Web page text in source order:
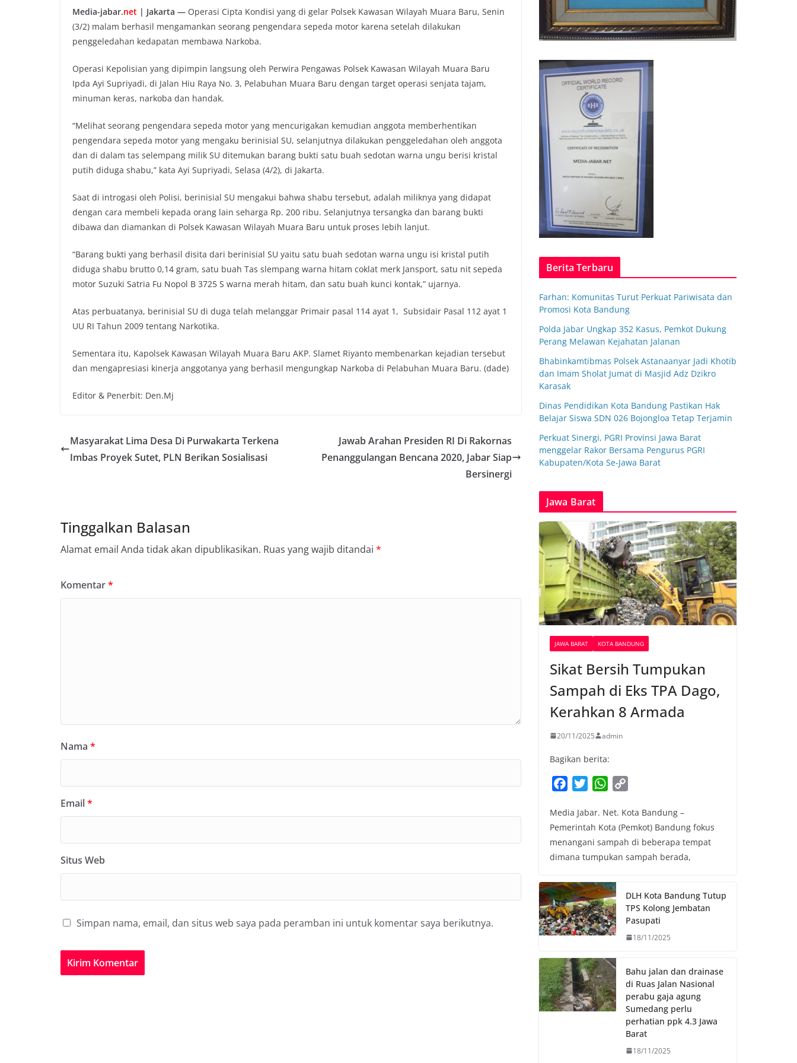
b
o
o
t
e
r
s
A
p
p
L
i
n
Media-jabar.net | Jakarta — Operasi Cipta Kondisi yang di gelar Polsek Kawasan Wilayah Muara Baru, Senin
(3/2) malam berhasil mengamankan seorang pengendara sepeda motor karena setelah dilakukan
penggeledahan kedapatan membawa Narkoba.
Operasi Kepolisian yang dipimpin langsung oleh Perwira Pengawas Polsek Kawasan Wilayah Muara Baru
Ipda Ayi Supriyadi, di Jalan Hiu Raya No. 3, Pelabuhan Muara Baru dengan target operasi senjata tajam,
minuman keras, narkoba dan handak.
“Melihat seorang pengendara sepeda motor yang mencurigakan kemudian anggota memberhentikan
pengendara sepeda motor yang mengaku berinisial SU, selanjutnya dilakukan penggeledahan oleh anggota
dan di dalam tas selempang milik SU ditemukan barang bukti satu buah sedotan warna ungu berisi kristal
putih diduga shabu,” kata Ayi Supriyadi, Selasa (4/2), di Jakarta.
Saat di introgasi oleh Polisi, berinisial SU mengakui bahwa shabu tersebut, adalah miliknya yang didapat
dengan cara membeli kepada orang lain seharga Rp. 200 ribu. Selanjutnya tersangka dan barang bukti
dibawa dan diamankan di Polsek Kawasan Wilayah Muara Baru untuk proses lebih lanjut.
“Barang bukti yang berhasil disita dari berinisial SU yaitu satu buah sedotan warna ungu isi kristal putih
diduga shabu brutto 0,14 gram, satu buah Tas slempang warna hitam coklat merk Jansport, satu nit sepeda
motor Suzuki Satria Fu Nopol B 3725 S warna merah hitam, dan satu buah kunci kontak,” ujarnya.
Atas perbuatanya, berinisial SU di duga telah melanggar Primair pasal 114 ayat 1, Subsidair Pasal 112 ayat 1
UU RI Tahun 2009 tentang Narkotika.
Sementara itu, Kapolsek Kawasan Wilayah Muara Baru AKP. Slamet Riyanto membenarkan kejadian tersebut
dan mengapresiasi kinerja anggotanya yang berhasil mengungkap Narkoba di Pelabuhan Muara Baru. (dade)
Editor & Penerbit: Den.Mj
Masyarakat Lima Desa Di Purwakarta Terkena
Imbas Proyek Sutet, PLN Berikan Sosialisasi
Jawab Arahan Presiden RI Di Rakornas
Penanggulangan Bencana 2020, Jabar Siap
Bersinergi
Tinggalkan Balasan
Alamat email Anda tidak akan dipublikasikan. Ruas yang wajib ditandai *
Komentar*
Nama *
Email*
Situs Web
Simpan nama, email, dan situs web saya pada peramban ini untuk komentar saya berikutnya.
Berita Terbaru
Farhan: Komunitas Turut Perkuat Pariwisata dan
Promosi Kota Bandung
Polda Jabar Ungkap 352 Kasus, Pemkot Dukung
Perang Melawan Kejahatan Jalanan
Bhabinkamtibmas Polsek Astanaanyar Jadi Khotib
dan Imam Sholat Jumat di Masjid Adz Dzikro
Karasak
Dinas Pendidikan Kota Bandung Pastikan Hak
Belajar Siswa SDN 026 Bojongloa Tetap Terjamin
Perkuat Sinergi, PGRI Provinsi Jawa Barat
menggelar Rakor Bersama Pengurus PGRI
Kabupaten/Kota Se-Jawa Barat
Jawa Barat
JAWA BARAT KOTA BANDUNG
Sikat Bersih Tumpukan
Sampah di Eks TPA Dago,
Kerahkan 8 Armada
20/11/2025 admin
Bagikan berita:
c
e
b
o
k
i
t
t
e
W
a
t
s
A
p
p
y
L
i
k
Media Jabar. Net. Kota Bandung –
Pemerintah Kota (Pemkot) Bandung fokus
menangani sampah di beberapa tempat
dimana tumpukan sampah berada,
DLH Kota Bandung Tutup
TPS Kolong Jembatan
Pasupati
18/11/2025
Bahu jalan dan drainase
di Ruas Jalan Nasional
perabu gaja agung
Sumedang perlu
perhatian ppk 4.3 Jawa
Barat
18/11/2025